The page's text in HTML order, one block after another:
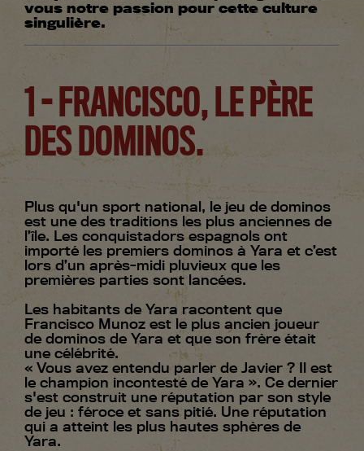
vous notre passion pour cette culture
singulière.
1 - FRANCISCO, LE PÈRE
DES DOMINOS.
Plus qu'un sport national, le jeu de dominos
est une des traditions les plus anciennes de
l’île. Les conquistadors espagnols ont
importé les premiers dominos à Yara et c’est
lors d’un après-midi pluvieux que les
premières parties sont lancées.
Les habitants de Yara racontent que
Francisco Munoz est le plus ancien joueur
de dominos de Yara et que son frère était
une célébrité.
« Vous avez entendu parler de Javier ? Il est
le champion incontesté de Yara ». Ce dernier
s'est construit une réputation par son style
de jeu : féroce et sans pitié. Une réputation
qui a atteint les plus hautes sphères de
Yara.